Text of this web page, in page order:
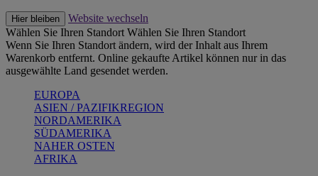
Hier bleiben
Website wechseln
Wählen Sie Ihren Standort Wählen Sie Ihren Standort
Wenn Sie Ihren Standort ändern, wird der Inhalt aus Ihrem
Warenkorb entfernt. Online gekaufte Artikel können nur in das
ausgewählte Land gesendet werden.
EUROPA
ASIEN / PAZIFIKREGION
NORDAMERIKA
SÜDAMERIKA
NAHER OSTEN
AFRIKA